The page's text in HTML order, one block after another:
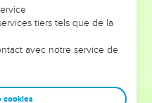
moins les doutes, les erreurs
alors même que ce
façonnés.
et responsables
afin que leurs erreurs
tiers tels que de la
avec notre service de
cookies